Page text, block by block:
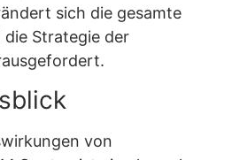
sich die gesamte
Strategie der
von